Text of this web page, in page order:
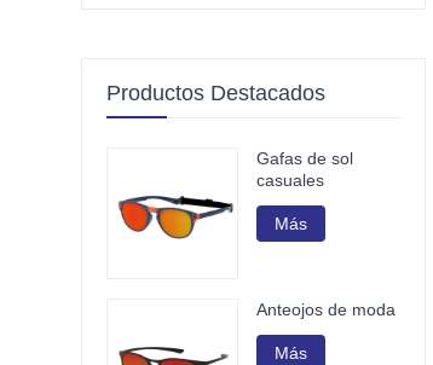
Productos Destacados
Gafas de sol
casuales
Más
Anteojos de moda
Más